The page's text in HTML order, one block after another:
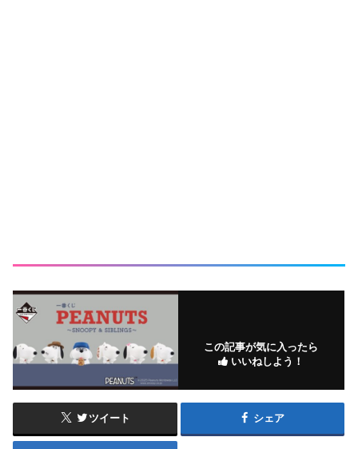
この記事が気に入ったら
いいねしよう！
ツイート シェア